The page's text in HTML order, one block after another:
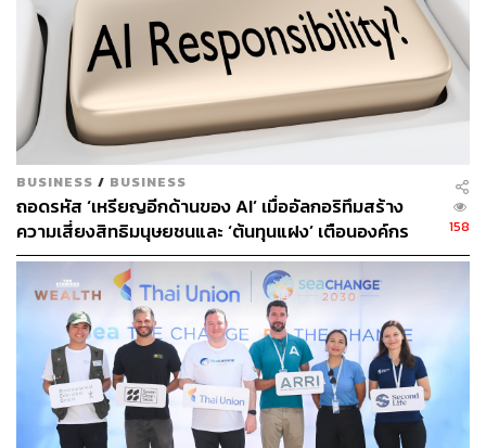
ทั้งนี้ EXIM BANK ได้รับรางวัล Best Green Bond ประเภท
สถาบันการเงินจากเวทีระดับโลก The Asset Triple A
Awards 2022 ที่จัดโดย The Asset นิตยสารการเงินชั้นนำ
แห่งเอเชีย และรางวัล State Owned Enterprise ESG Bond
of the Year จากสมาคมตลาดตราสารหนี้ไทย (The Thai
Bond Market Association: ThaiBMA) จากการออกพันธบัตร
เพื่ออนุรักษ์สิ่งแวดล้อม (Green Bond) จำนวน 2 รุ่น มูลค่า
รวม 5,000 ล้านบาท ในปี 2565
“ด้วยเป้าหมายสู่การเป็นธนาคารเพื่อการพัฒนาที่ยั่งยืน EXIM
BANK มุ่งมั่นดำเนินธุรกิจที่สร้างผลตอบแทนให้แก่ทุกภาค
ส่วนอย่างยั่งยืน สร้างผลลัพธ์ที่เป็นเลิศให้แก่ลูกค้า ผู้ประกอบ
การ ตลอดจนสังคมและสิ่งแวดล้อม เพื่อส่งต่ออนาคตที่ดีสู่คน
รุ่นหลัง ธนาคารจึงพัฒนารูปแบบการดำเนินธุรกิจและ
ผลิตภัณฑ์ทางการเงินที่เป็นการลงทุนในระยะยาว เพื่อความ
ยั่งยืนของภาคธุรกิจ เสริมสร้างการพัฒนาสังคม และแก้
ปัญหาสิ่งแวดล้อมอย่างจริงจังและต่อเนื่อง โดยใช้ความรู้
BUSINESS / BUSINESS
ถอดรหัส ‘เหรียญอีกด้านของ AI’ เมื่ออัลกอริทึมสร้าง
ความเสี่ยงสิทธิมนุษยชนและ ‘ต้นทุนแฝง’ เตือนองค์กร
ระวังกับดักอคติเชิงระบบ ก่อนกระทบมูลค่าแบรนด์ระยะ
ยาว
158